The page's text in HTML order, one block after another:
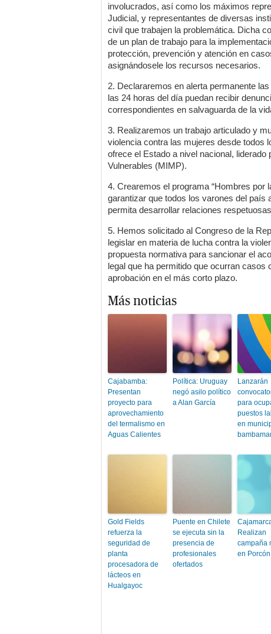
involucrados, así como los máximos
Judicial, y representantes de diversas
civil que trabajen la problemática. Dicha
de un plan de trabajo para la
protección, prevención y atención en
asignándosele los recursos necesarios.
2. Declararemos en alerta permanente
las 24 horas del día puedan recibir
correspondientes en salvaguarda de la
3. Realizaremos un trabajo articulado y
violencia contra las mujeres desde todos
ofrece el Estado a nivel nacional,
Vulnerables (MIMP).
4. Crearemos el programa “Hombres por
garantizar que todos los varones del país
permita desarrollar relaciones
5. Hemos solicitado al Congreso de la
legislar en materia de lucha contra la
propuesta normativa para sancionar el
legal que ha permitido que ocurran
aprobación en el más corto plazo.
Más noticias
Cajabamba:
Presentan
proyecto para
aprovechamiento
del termalismo en
Aguas Calientes
Política: Uruguay
negó asilo político
a Alan García
Lanzarán
para
puestos
en
Gold Fields
refuerza la
seguridad de
planta
procesadora de
lácteos en
Hualgayoc
Puente en Chilete
se ejecuta sin la
presencia de
profesionales
ofertados
Realizan
campaña
en